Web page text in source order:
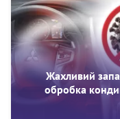
Жахливий
обробка